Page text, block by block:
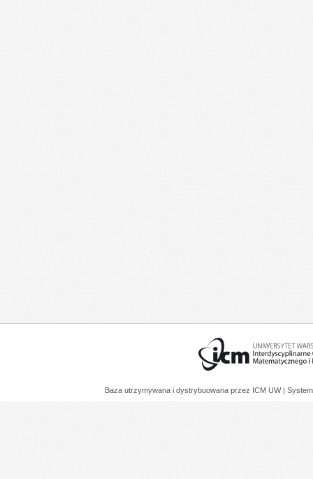
Baza utrzymywana i dystrybuowana przez ICM UW |